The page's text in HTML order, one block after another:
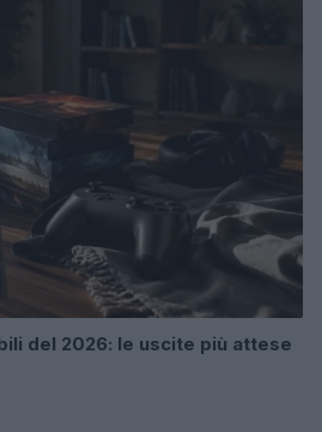
del 2026: le uscite più attese